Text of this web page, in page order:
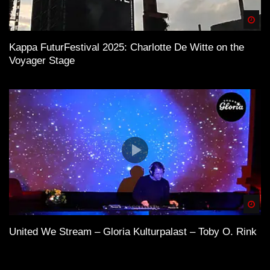
Kappa FuturFestival 2025: Charlotte De Witte on the
Voyager Stage
United We Stream – Gloria Kulturpalast – Toby O. Rink